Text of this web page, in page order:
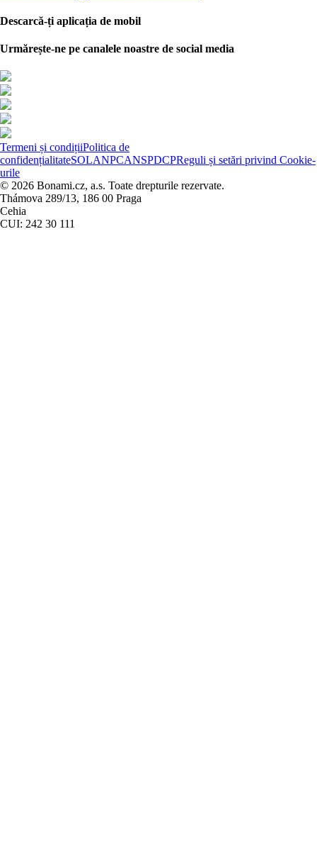
Descarcă-ți aplicația de mobil
Urmărește-ne pe canalele noastre de social media
Termeni și condițiiPolitica de
confidențialitateSOLANPCANSPDCPReguli și setări privind Cookie-
urile
© 2026 Bonami.cz, a.s. Toate drepturile rezervate.
Thámova 289/13, 186 00 Praga
Cehia
CUI: 242 30 111